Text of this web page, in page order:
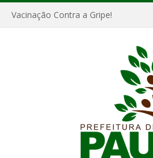
Vacinação Contra a Gripe!